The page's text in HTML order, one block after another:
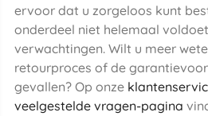
ervoor dat u zorgeloos kunt
onderdeel niet helemaal
verwachtingen. Wilt u meer
retourproces of de
gevallen? Op onze
veelgestelde vragen-pagina